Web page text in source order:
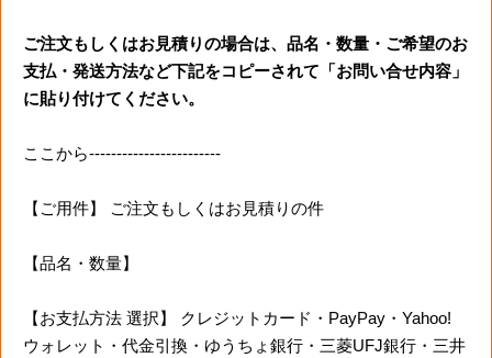
ご注文もしくはお見積りの場合は、品名・数量・ご希望のお
支払・発送方法など下記をコピーされて「お問い合せ内容」
に貼り付けてください。
ここから------------------------
【ご用件】 ご注文もしくはお見積りの件
【品名・数量】
【お支払方法 選択】 クレジットカード・PayPay・Yahoo!
ウォレット・代金引換・ゆうちょ銀行・三菱UFJ銀行・三井